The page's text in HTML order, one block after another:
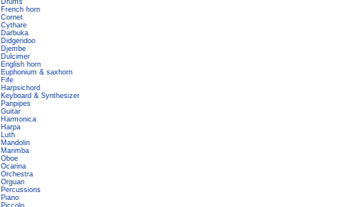
Drums
French horn
Cornet
Cythare
Darbuka
Didgeridoo
Djembe
Dulcimer
English horn
Euphonium & saxhorn
Fife
Harpsichord
Keyboard & Synthesizer
Panpipes
Guitar
Harmonica
Harpa
Luth
Mandolin
Marimba
Oboe
Ocarina
Orchestra
Orguan
Percussions
Piano
Piccolo